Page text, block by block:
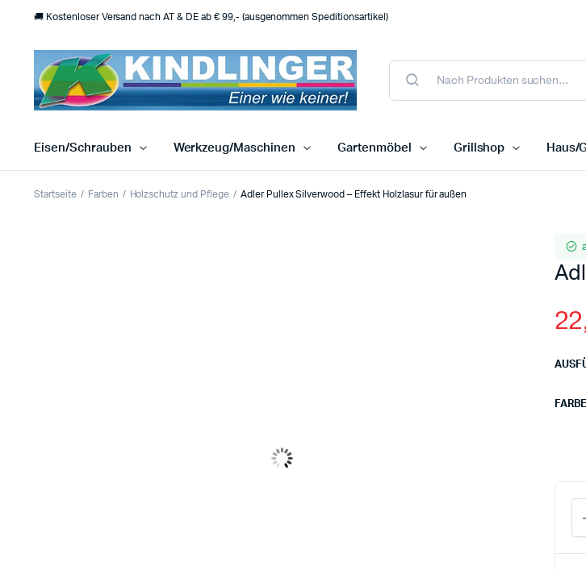
🚚 Kostenloser Versand nach AT & DE ab € 99,- (ausgenommen Speditionsartikel)
Eisen/Schrauben Werkzeug/Maschinen Gartenmöbel Grillshop Haus/
Startseite Farben Holzschutz und Pflege Adler Pullex Silverwood – Effekt Holzlasur für außen
FARBE